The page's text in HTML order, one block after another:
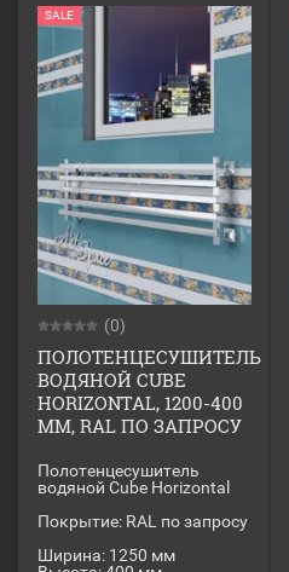
SALE
(0)
ПОЛОТЕНЦЕСУШИТЕЛЬ
ВОДЯНОЙ CUBE
HORIZONTAL, 1200-400
ММ, RAL ПО ЗАПРОСУ
Полотенцесушитель
водяной Cube Horizontal
Покрытие: RAL по запросу
Ширина: 1250 мм